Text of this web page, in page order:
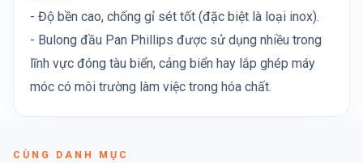
- Độ bền cao, chống gỉ sét tốt (đặc biệt là loại inox).
- Bulong đầu Pan Phillips được sử dụng nhiều trong
lĩnh vực đóng tàu biển, cảng biển hay lắp ghép máy
móc có môi trường làm việc trong hóa chất.
CÙNG DANH MỤC